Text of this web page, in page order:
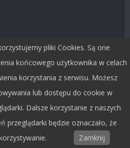
na Twitterze
pliki Cookies. Są one
końcowego użytkownika w celach
korzystania z serwisu. Możesz
lub dostępu do cookie w
Dalsze korzystanie z naszych
przeglądarki będzie oznaczało, że
Zamknij